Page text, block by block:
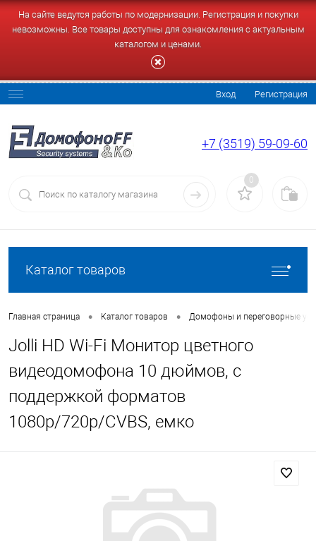
На сайте ведутся работы по модернизации. Регистрация и покупки
невозможны. Все товары доступны для ознакомления с актуальным
каталогом и ценами.
Вход Регистрация
+7 (3519) 59-09-60
0
Каталог товаров
Главная страница • Каталог товаров • Домофоны и переговорные
Jolli HD Wi-Fi Монитор цветного
видеодомофона 10 дюймов, с
поддержкой форматов
1080р/720p/CVBS, емко